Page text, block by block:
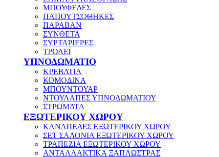
ΜΠΟΥΦΕΔΕΣ
ΠΑΠΟΥΤΣΟΘΗΚΕΣ
ΠΑΡΑΒΑΝ
ΣΥΝΘΕΤΑ
ΣΥΡΤΑΡΙΕΡΕΣ
ΤΡΟΛΕΪ
ΥΠΝΟΔΩΜΑΤΙΟ
ΚΡΕΒΑΤΙΑ
ΚΟΜΟΔΙΝΑ
ΜΠΟΥΝΤΟΥΑΡ
ΝΤΟΥΛΑΠΕΣ ΥΠΝΟΔΩΜΑΤΙΟΥ
ΣΤΡΩΜΑΤΑ
ΕΞΩΤΕΡΙΚΟΥ ΧΩΡΟΥ
ΚΑΝΑΠΕΔΕΣ ΕΞΩΤΕΡΙΚΟΥ ΧΩΡΟΥ
ΣΕΤ ΣΑΛΟΝΙΑ ΕΞΩΤΕΡΙΚΟΥ ΧΩΡΟΥ
ΤΡΑΠΕΖΙΑ ΕΞΩΤΕΡΙΚΟΥ ΧΩΡΟΥ
ΑΝΤΑΛΛΑΚΤΙΚΑ ΞΑΠΛΩΣΤΡΑΣ